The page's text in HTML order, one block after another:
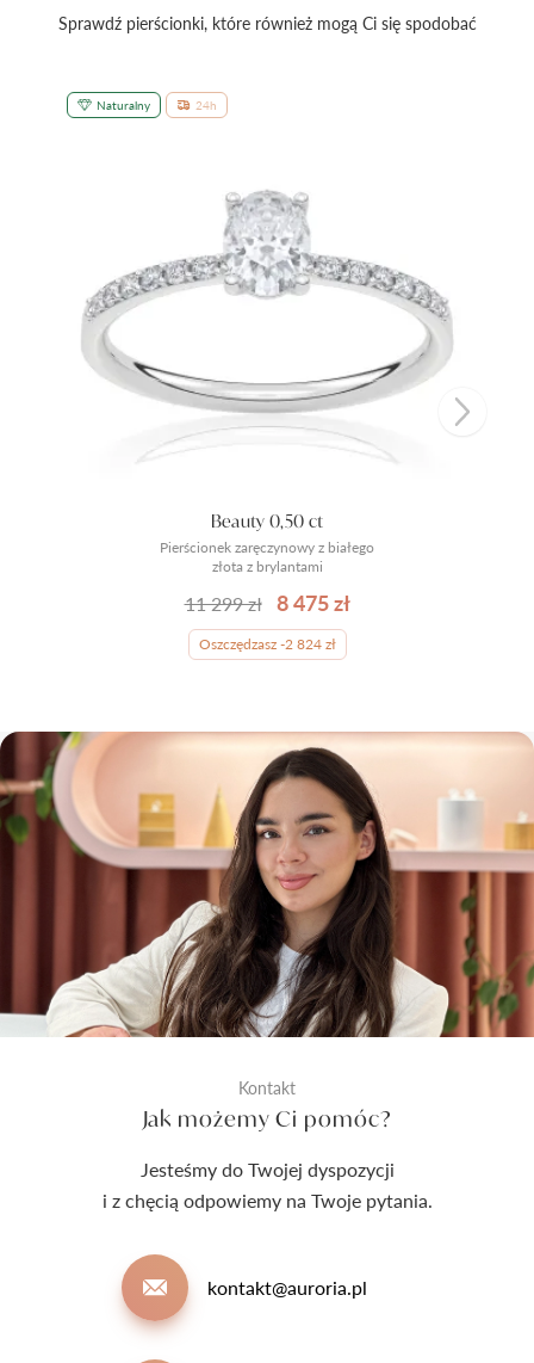
Sprawdź pierścionki, które również mogą Ci się spodobać
Naturalny 24h
Pierścionek zaręczynowy z białego
złota z brylantami
Beauty 0,50 ct
11 299 zł 8 475 zł
Oszczędzasz -2 824 zł
Kontakt
Jak możemy Ci pomóc?
Jesteśmy do Twojej dyspozycji
i z chęcią odpowiemy na Twoje pytania.
kontakt@auroria.pl